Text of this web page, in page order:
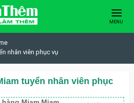
MENU
nhân viên phục vụ
tuyển nhân viên phục